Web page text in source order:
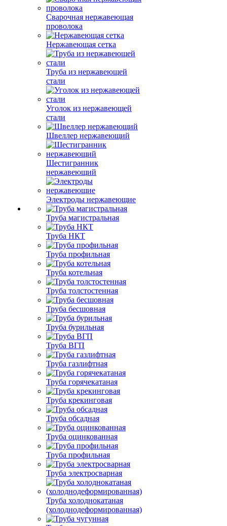
Сварочная нержавеющая
проволока
Нержавеющая сетка
Труба из нержавеющей
стали
Уголок из нержавеющей
стали
Швеллер нержавеющий
Шестигранник
нержавеющий
Электроды нержавеющие
Труба магистральная
Труба НКТ
Труба профильная
Труба котельная
Труба толстостенная
Труба бесшовная
Труба бурильная
Труба ВГП
Труба газлифтная
Труба горячекатаная
Труба крекинговая
Труба обсадная
Труба оцинкованная
Труба профильная
Труба электросварная
Труба холоднокатаная
(холоднодеформированная)